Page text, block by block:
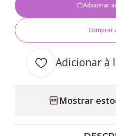
Adicionar
Comprar
Adicionar à
Mostrar